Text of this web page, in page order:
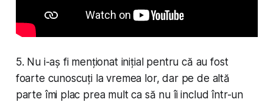
5. Nu i-aș fi menționat inițial pentru că au fost
foarte cunoscuți la vremea lor, dar pe de altă
parte îmi plac prea mult ca să nu îi includ într-un